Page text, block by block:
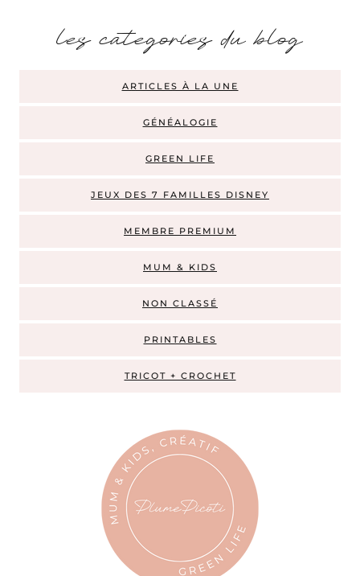
les categories du blog
ARTICLES À LA UNE
GÉNÉALOGIE
GREEN LIFE
JEUX DES 7 FAMILLES DISNEY
MEMBRE PREMIUM
MUM & KIDS
NON CLASSÉ
PRINTABLES
TRICOT + CROCHET